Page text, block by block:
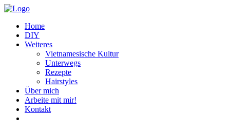
Home
DIY
Weiteres
Vietnamesische Kultur
Unterwegs
Rezepte
Hairstyles
Über mich
Arbeite mit mir!
Kontakt